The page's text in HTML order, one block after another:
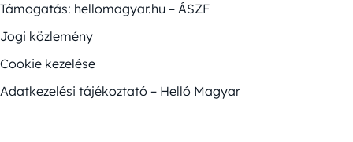
Támogatás: hellomagyar.hu – ÁSZF
Jogi közlemény
Cookie kezelése
Adatkezelési tájékoztató – Helló Magyar